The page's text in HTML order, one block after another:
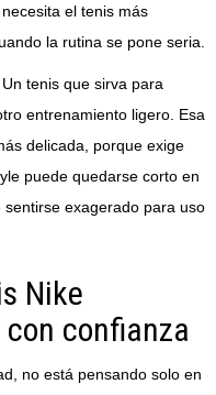
el tenis más
la rutina se pone seria.
tenis que sirva para
entrenamiento ligero. Esa
delicada, porque exige
puede quedarse corto en
exagerado para uso
Nike
confianza
no está pensando solo en